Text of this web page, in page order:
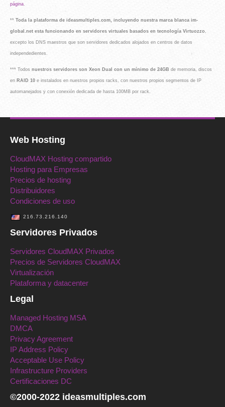
página.
** Toda la plataforma de ideasmultiples.com, incluyendo nuestra marca blanca im-
global.net esta funcionando en servidores virtuales basados en tecnología Virtuozzo,
excepto los DNS maestros que son servidores dedicados alojados en centros de datos
independedientes.
*** Todos nuestros servidores son Xeon Dual con un mínimo de 24GB de memoria, discos
en RAID 10 e instalados en nuestros propios racks, con nuestros propios segmentos de IP
automanejados y con conexión dedicada de hasta 100MB por rack.
Web Hosting
CloudMAX Hosting compartido
Hosting para Empresas
Precios de hosting
Distribuidores
Condiciones de uso
216.73.216.140
Servidores Privados
Servidores CloudMAX Privados
Precios de Servidores CloudMAX
Virtualización
Plataforma y datacenter
Legal
Managed Hosting MSA
DMCA
Privacy Agreement
IP Address Policy
Acceptable Use Policy
Infrastructure Providers
Certificaciones DC
©2000-2022 ideasmultiples.com